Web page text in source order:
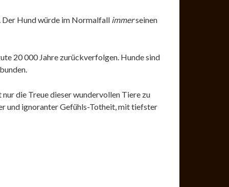
Der Hund würde im Normalfall immerseinen
20 000 Jahre zurückverfolgen. Hunde sind
die Treue dieser wundervollen Tiere zu
und ignoranter Gefühls-Totheit, mit tiefster